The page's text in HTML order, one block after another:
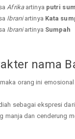
Afrikaartinya putri
Ibraniartinya Kata
Ibraniartinya Sumpah
nama
, maka orang ini
sebagai ekspresi
manja dan cenderung